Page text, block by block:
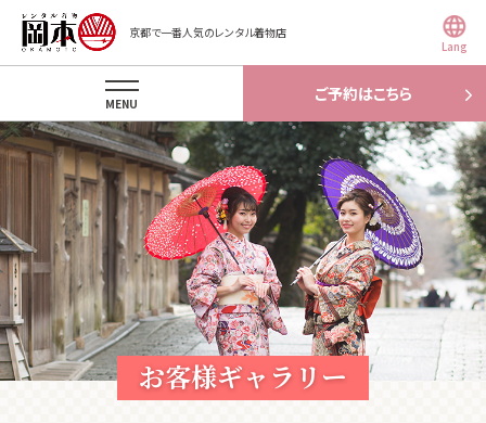
京都で一番人気のレンタル着物店
Lang
ご予約はこちら
MENU
お客様ギャラリー